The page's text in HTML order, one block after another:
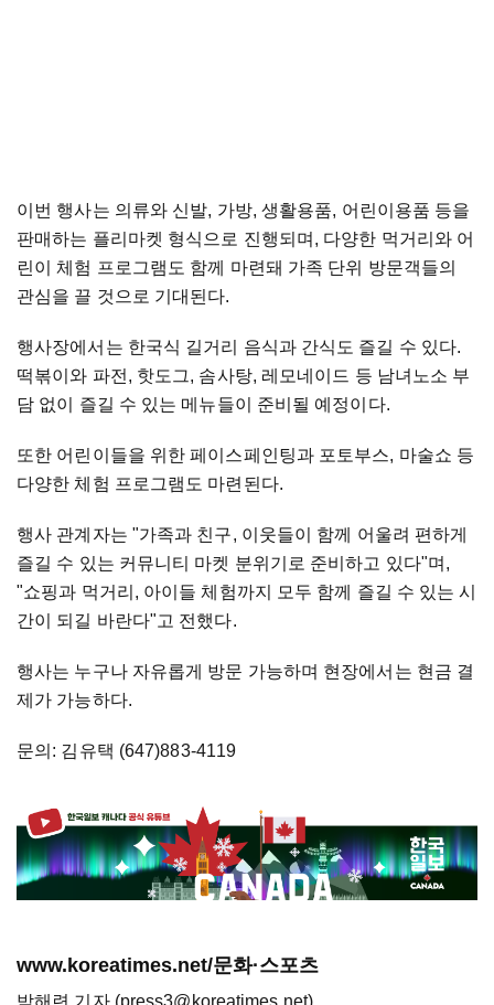
이번 행사는 의류와 신발, 가방, 생활용품, 어린이용품 등을
판매하는 플리마켓 형식으로 진행되며, 다양한 먹거리와 어
린이 체험 프로그램도 함께 마련돼 가족 단위 방문객들의
관심을 끌 것으로 기대된다.
행사장에서는 한국식 길거리 음식과 간식도 즐길 수 있다.
떡볶이와 파전, 핫도그, 솜사탕, 레모네이드 등 남녀노소 부
담 없이 즐길 수 있는 메뉴들이 준비될 예정이다.
또한 어린이들을 위한 페이스페인팅과 포토부스, 마술쇼 등
다양한 체험 프로그램도 마련된다.
행사 관계자는 "가족과 친구, 이웃들이 함께 어울려 편하게
즐길 수 있는 커뮤니티 마켓 분위기로 준비하고 있다"며,
"쇼핑과 먹거리, 아이들 체험까지 모두 함께 즐길 수 있는 시
간이 되길 바란다"고 전했다.
행사는 누구나 자유롭게 방문 가능하며 현장에서는 현금 결
제가 가능하다.
문의: 김유택 (647)883-4119
www.koreatimes.net/문화·스포츠
박해련 기자 (press3@koreatimes.net)